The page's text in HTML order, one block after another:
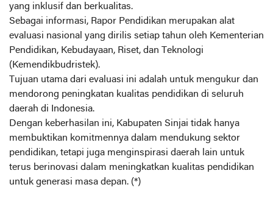
yang inklusif dan berkualitas.
Sebagai informasi, Rapor Pendidikan merupakan alat
evaluasi nasional yang dirilis setiap tahun oleh Kementerian
Pendidikan, Kebudayaan, Riset, dan Teknologi
(Kemendikbudristek).
Tujuan utama dari evaluasi ini adalah untuk mengukur dan
mendorong peningkatan kualitas pendidikan di seluruh
daerah di Indonesia.
Dengan keberhasilan ini, Kabupaten Sinjai tidak hanya
membuktikan komitmennya dalam mendukung sektor
pendidikan, tetapi juga menginspirasi daerah lain untuk
terus berinovasi dalam meningkatkan kualitas pendidikan
untuk generasi masa depan. (*)